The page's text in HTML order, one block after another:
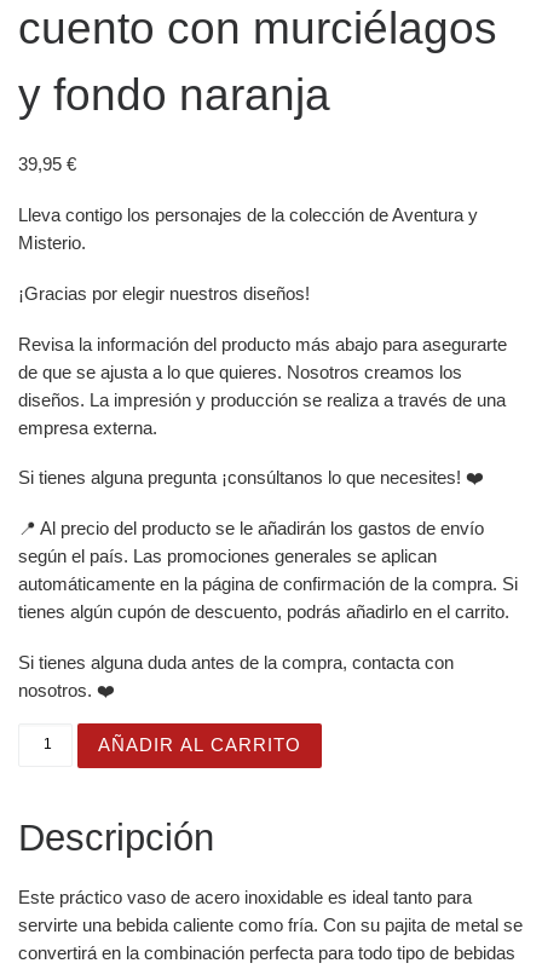
cuento con murciélagos
y fondo naranja
39,95 €
Lleva contigo los personajes de la colección de Aventura y
Misterio.
¡Gracias por elegir nuestros diseños!
Revisa la información del producto más abajo para asegurarte
de que se ajusta a lo que quieres. Nosotros creamos los
diseños. La impresión y producción se realiza a través de una
empresa externa.
Si tienes alguna pregunta ¡consúltanos lo que necesites! ❤️
📍 Al precio del producto se le añadirán los gastos de envío
según el país. Las promociones generales se aplican
automáticamente en la página de confirmación de la compra. Si
tienes algún cupón de descuento, podrás añadirlo en el carrito.
Si tienes alguna duda antes de la compra, contacta con
nosotros. ❤️
Vaso de acero inoxidable con bonita momia de cuento
AÑADIR AL CARRITO
Descripción
Este práctico vaso de acero inoxidable es ideal tanto para
servirte una bebida caliente como fría. Con su pajita de metal se
convertirá en la combinación perfecta para todo tipo de bebidas